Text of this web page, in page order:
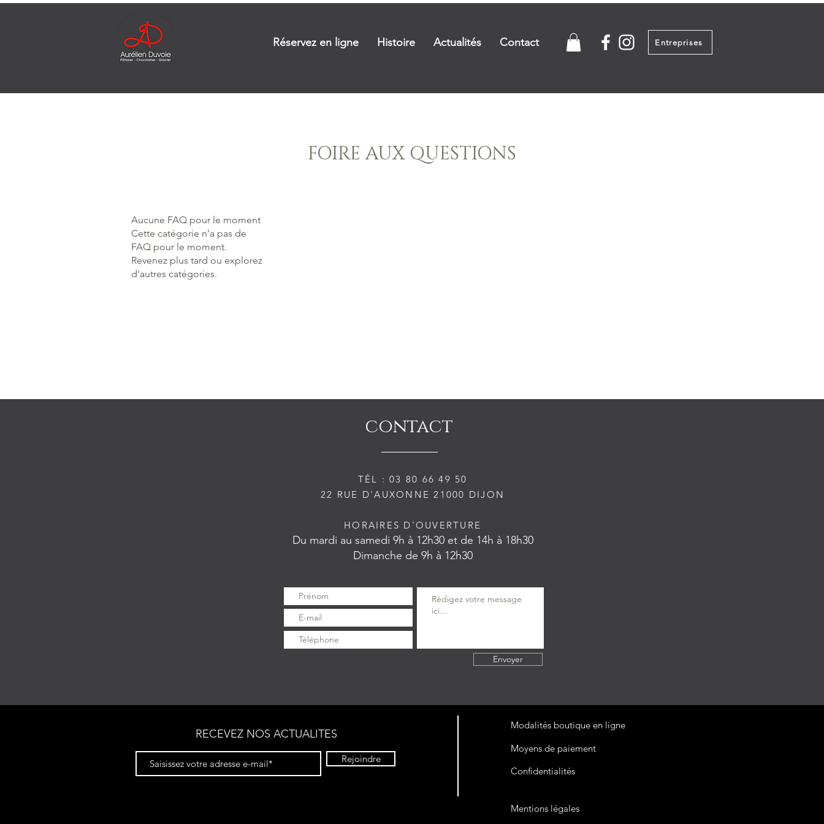
Réservez en ligne Histoire Actualités Contact Entreprises
FOIRE AUX QUESTIONS
Aucune FAQ pour le moment
Cette catégorie n’a pas de
FAQ pour le moment.
Revenez plus tard ou explorez
d'autres catégories.
contact
TÉL : 03 80 66 49 50
22 RUE D'AUXONNE 21000 DIJON
HORAIRES D'OUVERTURE
Du mardi au samedi 9h à 12h30et de 14h à 18h30
Dimanche de 9h à 12h30
Envoyer
RECEVEZ NOS ACTUALITES
Rejoindre
Modalités boutique en ligne
Moyens de paiement
Confidentialités
Mentions légales